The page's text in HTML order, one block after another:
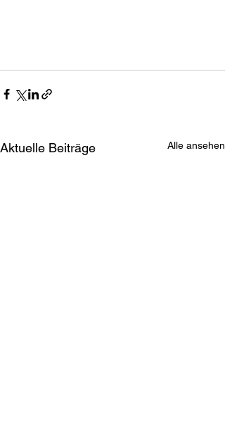
Aktuelle Beiträge Alle ansehen